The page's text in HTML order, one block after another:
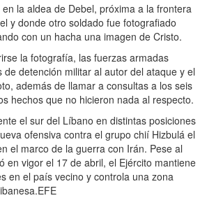
la aldea de Debel, próxima a la frontera
y donde otro soldado fue fotografiado
con un hacha una imagen de Cristo.
la fotografía, las fuerzas armadas
detención militar al autor del ataque y el
además de llamar a consultas a los seis
hechos que no hicieron nada al respecto.
el sur del Líbano en distintas posiciones
ofensiva contra el grupo chií Hizbulá el
el marco de la guerra con Irán. Pese al
en vigor el 17 de abril, el Ejército mantiene
en el país vecino y controla una zona